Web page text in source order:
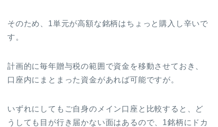
そのため、1単元が高額な銘柄はちょっと購入し辛いで
す。
計画的に毎年贈与税の範囲で資金を移動させておき、
口座内にまとまった資金があれば可能ですが。
いずれにしてもご自身のメイン口座と比較すると、ど
うしても目が行き届かない面はあるので、1銘柄にドカ